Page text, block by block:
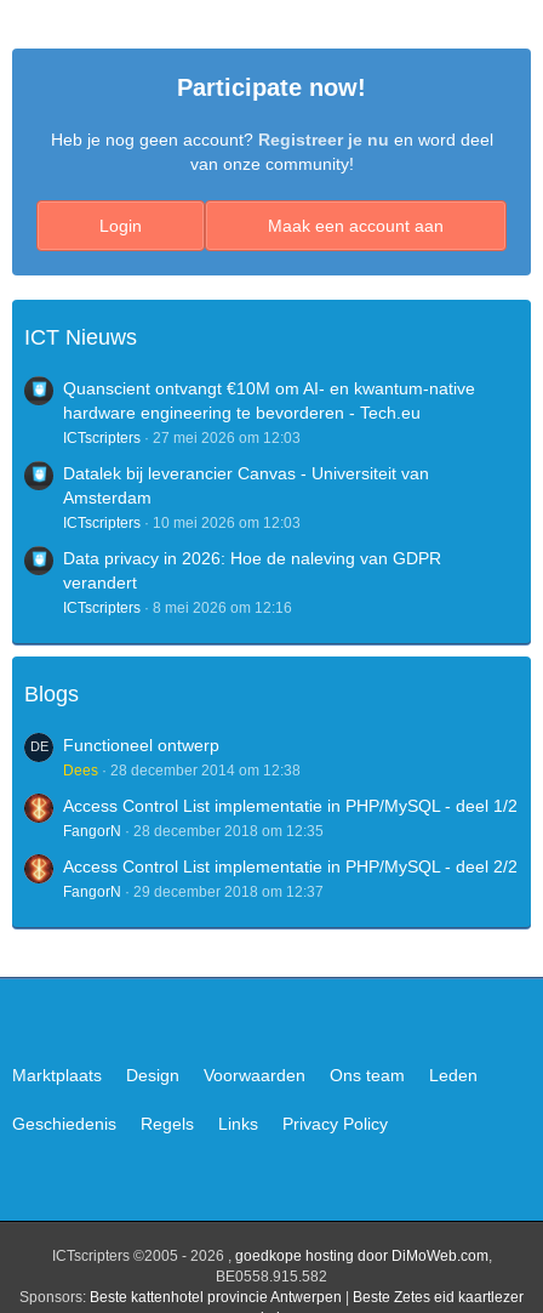
Participate now!
Heb je nog geen account? Registreer je nu en word deel
van onze community!
Maak een account aan
Login
ICT Nieuws
Quanscient ontvangt €10M om AI- en kwantum-native
hardware engineering te bevorderen - Tech.eu
ICTscripters 27 mei 2026 om 12:03
Datalek bij leverancier Canvas - Universiteit van
Amsterdam
ICTscripters 10 mei 2026 om 12:03
Data privacy in 2026: Hoe de naleving van GDPR
verandert
ICTscripters 8 mei 2026 om 12:16
Blogs
Functioneel ontwerp
Dees 28 december 2014 om 12:38
Access Control List implementatie in PHP/MySQL - deel 1/2
FangorN 28 december 2018 om 12:35
Access Control List implementatie in PHP/MySQL - deel 2/2
FangorN 29 december 2018 om 12:37
Marktplaats Design Voorwaarden Ons team Leden
Geschiedenis Regels Links Privacy Policy
ICTscripters ©2005 - 2026 , goedkope hosting door DiMoWeb.com,
BE0558.915.582
Sponsors: Beste kattenhotel provincie Antwerpen
Beste Zetes eid kaartlezer